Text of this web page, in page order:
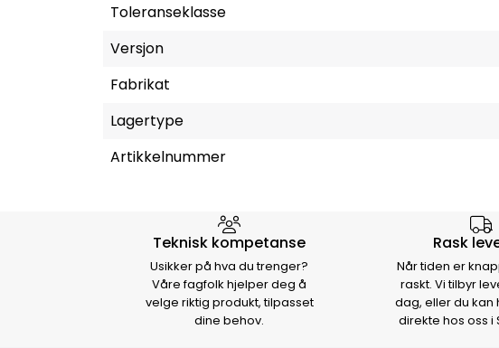
Toleranseklasse
Versjon
Fabrikat
Lagertype
Artikkelnummer
Hvorfor velge Storm Halvorsen
Teknisk kompetanse
Usikker på hva du trenger?
Våre fagfolk hjelper deg å
velge riktig produkt, tilpasset
dine behov.
Rask
Når tiden er
raskt. Vi tilbyr
dag, eller du kan
direkte hos oss i